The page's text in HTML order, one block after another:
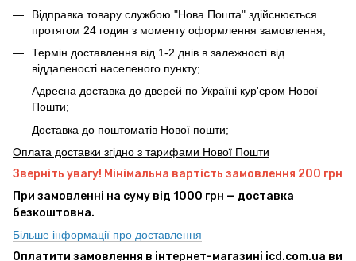
Відправка товару службою "Нова Пошта" здійснюється
протягом 24 годин з моменту оформлення замовлення;
Термін доставлення від 1-2 днів в залежності від
віддаленості населеного пункту;
Адресна доставка до дверей по Україні кур'єром Нової
Пошти;
Доставка до поштоматів Нової пошти;
Оплата доставки згідно з тарифами Нової Пошти
Зверніть увагу! Мінімальна вартість замовлення 200 грн
При замовленні на суму від 1000 грн — доставка
безкоштовна.
Більше інформації про доставлення
Оплатити замовлення в інтернет-магазині icd.com.ua ви